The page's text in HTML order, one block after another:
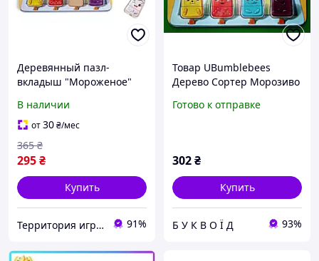
Деревянный пазл-
вкладыш "Мороженое"
PSD076 сортер, Land of
Toys
В наличии
от30₴/мес
295₴
365 ₴
Купить
Территория игрушек 91%
Товар UBumblebees
Дерево Сортер Морозиво
Готово к отправке
302₴
Купить
Б У К В О Ї Д 93%